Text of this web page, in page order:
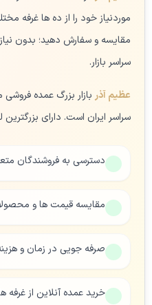
موردنیاز خود را از ده ها غرفه
مقایسه و سفارش دهید؛ بدون
سراسر بازار.
عظیم آذر بازار بزرگ عمده فروشی
سراسر ایران است. دارای
دسترسی به فروشندگان
مقایسه قیمت ها و
صرفه جویی در زمان و
خرید عمده آنلاین از غرفه